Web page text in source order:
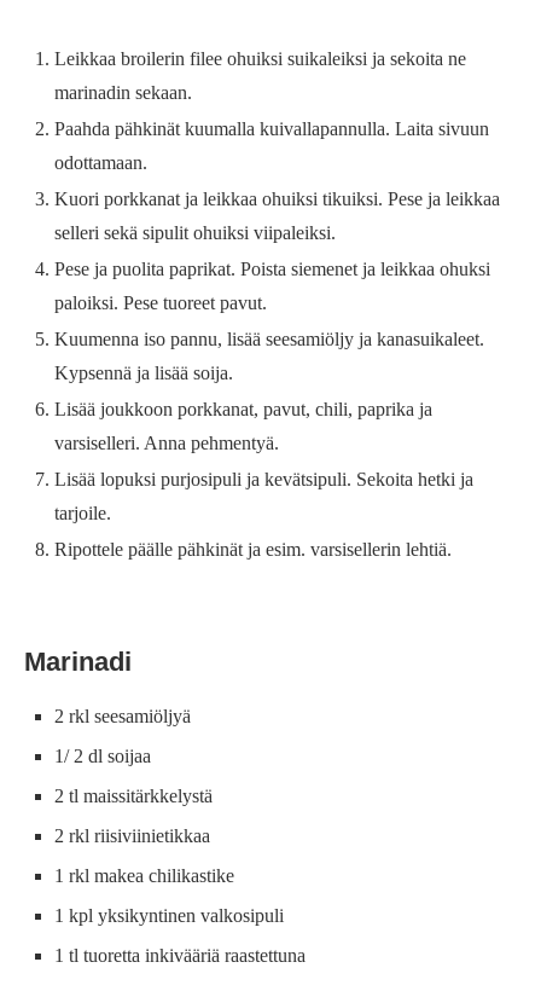
Leikkaa broilerin filee ohuiksi suikaleiksi ja sekoita ne
marinadin sekaan.
Paahda pähkinät kuumalla kuivallapannulla. Laita sivuun
odottamaan.
Kuori porkkanat ja leikkaa ohuiksi tikuiksi. Pese ja leikkaa
selleri sekä sipulit ohuiksi viipaleiksi.
Pese ja puolita paprikat. Poista siemenet ja leikkaa ohuksi
paloiksi. Pese tuoreet pavut.
Kuumenna iso pannu, lisää seesamiöljy ja kanasuikaleet.
Kypsennä ja lisää soija.
Lisää joukkoon porkkanat, pavut, chili, paprika ja
varsiselleri. Anna pehmentyä.
Lisää lopuksi purjosipuli ja kevätsipuli. Sekoita hetki ja
tarjoile.
Ripottele päälle pähkinät ja esim. varsisellerin lehtiä.
Marinadi
2 rkl seesamiöljyä
1/ 2 dl soijaa
2 tl maissitärkkelystä
2 rkl riisiviinietikkaa
1 rkl makea chilikastike
1 kpl yksikyntinen valkosipuli
1 tl tuoretta inkivääriä raastettuna